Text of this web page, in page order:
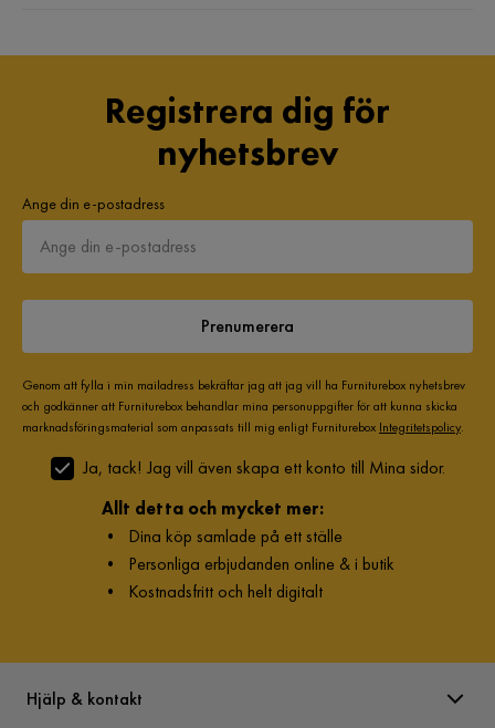
Registrera dig för
nyhetsbrev
Ange din e-postadress
Prenumerera
Genom att fylla i min mailadress bekräftar jag att jag vill ha Furniturebox nyhetsbrev
och godkänner att Furniturebox behandlar mina personuppgifter för att kunna skicka
marknadsföringsmaterial som anpassats till mig enligt Furniturebox Integritetspolicy.
Ja, tack! Jag vill även skapa ett konto till Mina sidor.
Allt detta och mycket mer:
• Dina köp samlade på ett ställe
• Personliga erbjudanden online & i butik
• Kostnadsfritt och helt digitalt
Hjälp & kontakt